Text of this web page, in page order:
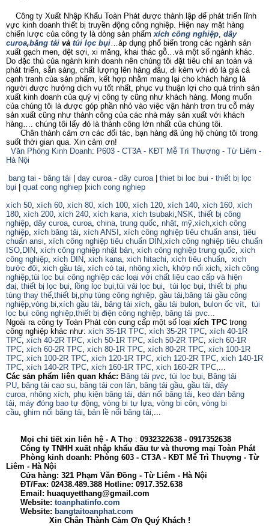
Công ty Xuất Nhập Khẩu Toàn Phát được thành lập để phát triển lĩnh
vực kinh doanh thiết bị truyền động công nghiệp. Hiện nay mặt hàng
chiến lược của công ty là dòng sản phẩm xích công nghiệp, dây
curoa,băng tải và túi lọc bụi…áp dụng phổ biến trong các ngành sản
xuất gạch men, dệt sợi, xi măng, khai thác gỗ…và một số ngành khác.
Do đặc thù của ngành kinh doanh nên chúng tôi đặt tiêu chí an toàn và
phát triển, sẵn sàng, chất lượng lên hàng đâu, đi kèm với đó là giá cả
cạnh tranh của sản phẩm, kết hợp nhằm mang lại cho khách hàng là
người được hưởng dịch vụ tốt nhất, phục vụ thuận lợi cho quá trình sản
xuất kinh doanh của quý vị công ty cũng như khách hàng. Mong muốn
của chúng tôi là được góp phần nhỏ vào việc vận hành trơn tru cỗ máy
sản xuất cũng như thành công của các nhà máy sản xuất với khách
hàng…. chúng tôi lấy đó là thành công lớn nhất của chúng tôi.
Chân thành cảm ơn các đối tác, bạn hàng đã ủng hộ chúng tôi trong
suốt thời gian qua. Xin cảm ơn!
Văn Phòng Kinh Doanh: P603 - CT3A - KĐT Mễ Trì Thượng - Từ Liêm -
Hà Nội
bang tai - băng tải
day curoa - dây curoa| thiet bi loc bui - thiết bị lọc
bụi
quat cong nghiep xich cong nghiep
xích 50, xích 60, xích 80, xích 100, xích 120, xích 140, xích 160, xích
180, xích 200, xích 240, xích kana, xích tsubaki, NSK, thiết bị công
nghiệp, dây curoa, curoa, china, trung quốc, nhật, mỹ,xích,xích công
nghiệp, xích băng tải, xích ANSI , xích công nghiệp tiêu chuẩn ansi, tiêu
chuẩn ansi, xích công nghiệp tiêu chuẩn DIN,xích công nghiệp tiêu chuẩn
ISO, DIN, xích công nghiệp nhật bản, xích công nghiệp trung quốc, xích
công nghiệp, xích DIN, xich kana, xich hitachi, xích tiêu chuẩn, xich
bước đôi, xich gầu tải, xích có tai, nhông xích, khớp nối xich, xích công
nghiệp,túi lọc bụi công nghiệp các loại với chất liệu cao cấp và hiện
đaị, thiết bị lọc bụi, lồng lọc bụi,túi vải lọc bụi, túi lọc bụi, thiết bị phụ
tùng thay thế,thiết bị,phụ tùng công nghiệp, gầu tải, băng tải gầu công
nghiệp,vòng bi,xích gầu tải, băng tải xích, gầu tải bulon, bulon ốc vít, túi
lọc bụi công nghiệp,thiết bị điện công nghiệp, băng tải pvc...
Ngoài ra công ty Toàn Phát còn cung cấp một số loại xích TPC trong
công nghiệp khác như: xích 35-1R TPC, xích 35-2R TPC, xích 40-1R
TPC, xích 40-2R TPC, xích 50-1R TPC, xích 50-2R TPC, xích 60-1R
TPC, xích 60-2R TPC, xích 80-1R TPC, xích 80-2R TPC, xích 100-1R
TPC, xích 100-2R TPC, xích 120-1R TPC, xích 120-2R TPC, xích 140-1R
TPC, xích 140-2R TPC, xích 160-1R TPC, xích 160-2R TPC,...
Các sản phẩm liên quan khác: Băng tải pvc, túi lọc bụi, Băng tải
PU, băng tải cao su, băng tải con lăn, băng tải gầu, gầu tải, dây
curoa, nhông xích, phụ kiện băng tải, dán nối băng tải, keo dán băng
tải, máy đóng bao tự động, vòng bi tự lựa, vòng bi côn, vòng bi
cầu, ghim nối băng tải, bản lề nối băng tải,...
Mọi chi tiết xin liên hệ - A Thọ : 0932322638 - 0917352638
Công ty TNHH xuất nhập khẩu đầu tư và thương mại Toàn Phát
Phòng kinh doanh: Phòng 603 - CT3A - KĐT Mễ Trì Thượng - Từ
Liêm - Hà Nội
Cửa hàng: 321 Phạm Văn Đồng - Từ Liêm - Hà Nội
ĐT/Fax: 02438.489.388 Hotline: 0917.352.638
Email: huaquyetthang@gmail.com
Website: toanphatinfo.com
Website: bangtaitoanphat.com
Xin Chân Thành Cảm Ơn Quý Khách !